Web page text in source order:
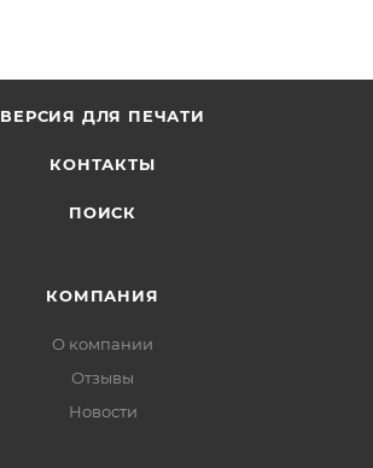
ВЕРСИЯ ДЛЯ ПЕЧАТИ
КОНТАКТЫ
ПОИСК
КОМПАНИЯ
О компании
Отзывы
Новости